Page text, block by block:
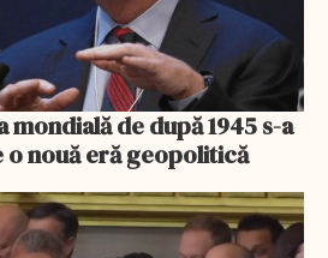
mondială de după 1945 s-a
nouă eră geopolitică